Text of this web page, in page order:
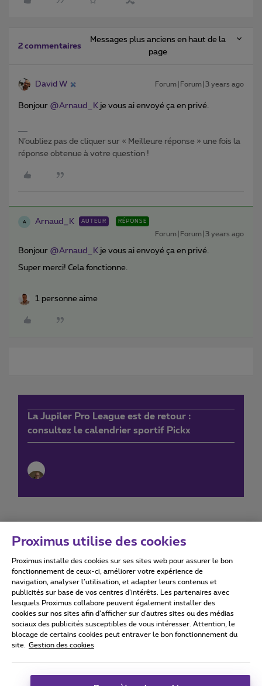
2 commentaires
Messages plus anciens en haut de la
page
David W Forum|Forum|3 years ago
Bonjour @Arnaud_K je vous ai envoyé ça en privé.
N’oubliez pas de cliquer sur « Meilleure réponse » une fois la
réponse obtenue à votre question !
A Arnaud_K AUTEUR RÉPONSE
Forum|Forum|3 years ago
Bonjour @Arnaud_K je vous ai envoyé ça en privé.
Super merci! Cela fonctionne.
1 personne aime
La Jupiler Pro League est de retour :
consultez le calendrier sportif Pickx
Conditions d'utilisation Accessibility statement
Tous droits réservés. © 2026 Proximus
Conditions générales, info consommateur
Coordonnées de l’entreprise
Proximus utilise des cookies
Proximus installe des cookies sur ses sites web pour assurer le bon
fonctionnement de ceux-ci, améliorer votre expérience de
navigation, analyser l’utilisation, et adapter leurs contenus et
publicités sur base de vos centres d’intérêts. Les partenaires avec
lesquels Proximus collabore peuvent également installer des
cookies sur nos sites afin d’afficher sur d'autres sites ou des médias
sociaux des publicités susceptibles de vous intéresser. Attention, le
blocage de certains cookies peut entraver le bon fonctionnement du
site.
Gestion des cookies